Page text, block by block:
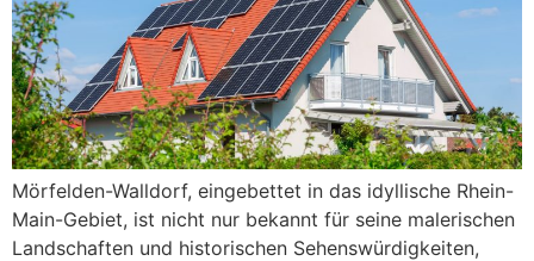
Mörfelden-Walldorf, eingebettet in das idyllische Rhein-
Main-Gebiet, ist nicht nur bekannt für seine malerischen
Landschaften und historischen Sehenswürdigkeiten,